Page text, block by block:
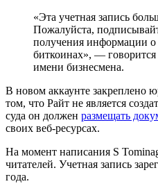
«Эта учетная запись
Пожалуйста,
получения информации о
биткоинах», —
имени бизнесмена.
В новом аккаунте закреплено
том, что Райт не является
суда он должен размещать
своих веб-ресурсах.
На момент написания S
читателей. Учетная запись
года.